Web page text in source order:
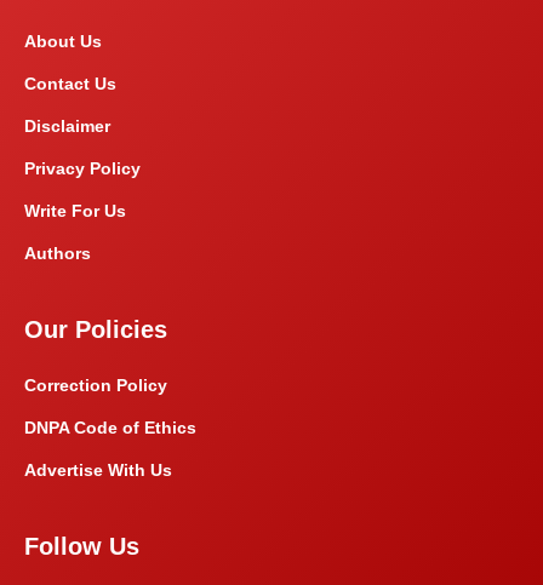
About Us
Contact Us
Disclaimer
Privacy Policy
Write For Us
Authors
Our Policies
Correction Policy
DNPA Code of Ethics
Advertise With Us
Follow Us